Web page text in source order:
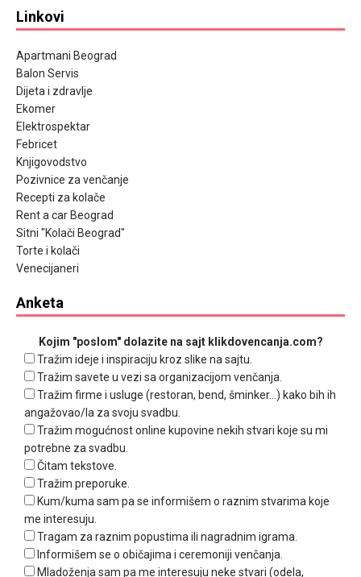
Linkovi
Apartmani Beograd
Balon Servis
Dijeta i zdravlje
Ekomer
Elektrospektar
Febricet
Knjigovodstvo
Pozivnice za venčanje
Recepti za kolače
Rent a car Beograd
Sitni "Kolači Beograd"
Torte i kolači
Venecijaneri
Anketa
Kojim "poslom" dolazite na sajt klikdovencanja.com?
Tražim ideje i inspiraciju kroz slike na sajtu.
Tražim savete u vezi sa organizacijom venčanja.
Tražim firme i usluge (restoran, bend, šminker...) kako bih ih
angažovao/la za svoju svadbu.
Tražim mogućnost online kupovine nekih stvari koje su mi
potrebne za svadbu.
Čitam tekstove.
Tražim preporuke.
Kum/kuma sam pa se informišem o raznim stvarima koje
me interesuju.
Tragam za raznim popustima ili nagradnim igrama.
Informišem se o običajima i ceremoniji venčanja.
Mladoženja sam pa me interesuju neke stvari (odela,